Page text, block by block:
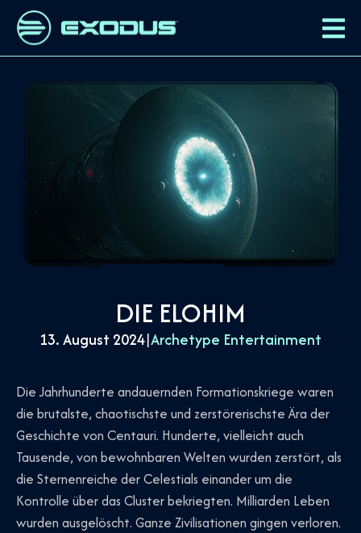
DIE ELOHIM
13. August 2024|Archetype Entertainment
Die Jahrhunderte andauernden Formationskriege waren
die brutalste, chaotischste und zerstörerischste Ära der
Geschichte von Centauri. Hunderte, vielleicht auch
Tausende, von bewohnbaren Welten wurden zerstört, als
die Sternenreiche der Celestials einander um die
Kontrolle über das Cluster bekriegten. Milliarden Leben
wurden ausgelöscht. Ganze Zivilisationen gingen verloren.